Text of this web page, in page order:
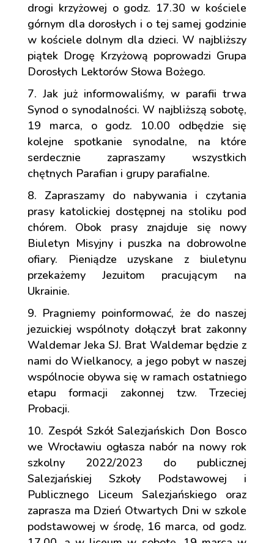
drogi krzyżowej o godz. 17.30 w kościele
górnym dla dorosłych i o tej samej godzinie
w kościele dolnym dla dzieci. W najbliższy
piątek Drogę Krzyżową poprowadzi Grupa
Dorosłych Lektorów Słowa Bożego.
Jak już informowaliśmy, w parafii trwa
Synod o synodalności. W najbliższą sobotę,
19 marca, o godz. 10.00 odbędzie się
kolejne spotkanie synodalne, na które
serdecznie zapraszamy wszystkich
chętnych Parafian i grupy parafialne.
Zapraszamy do nabywania i czytania
prasy katolickiej dostępnej na stoliku pod
chórem. Obok prasy znajduje się nowy
Biuletyn Misyjny i puszka na dobrowolne
ofiary. Pieniądze uzyskane z biuletynu
przekażemy Jezuitom pracującym na
Ukrainie.
Pragniemy poinformować, że do naszej
jezuickiej wspólnoty dołączył brat zakonny
Waldemar Jeka SJ. Brat Waldemar będzie z
nami do Wielkanocy, a jego pobyt w naszej
wspólnocie obywa się w ramach ostatniego
etapu formacji zakonnej tzw. Trzeciej
Probacji.
Zespół Szkół Salezjańskich Don Bosco
we Wrocławiu ogłasza nabór na nowy rok
szkolny 2022/2023 do publicznej
Salezjańskiej Szkoły Podstawowej i
Publicznego Liceum Salezjańskiego oraz
zaprasza ma Dzień Otwartych Dni w szkole
podstawowej w środę, 16 marca, od godz.